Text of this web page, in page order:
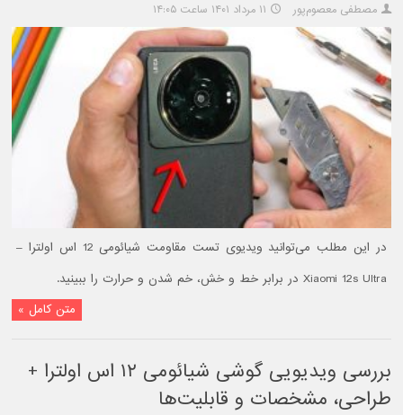
مصطفی معصوم‌پور ۱۱ مرداد ۱۴۰۱ ساعت ۱۴:۰۵
در این مطلب می‌توانید ویدیوی تست مقاومت شیائومی 12 اس اولترا –
Xiaomi 12s Ultra در برابر خط و خش، خم شدن و حرارت را ببینید.
متن کامل »
بررسی ویدیویی گوشی شیائومی ۱۲ اس اولترا +
طراحی، مشخصات و قابلیت‌ها